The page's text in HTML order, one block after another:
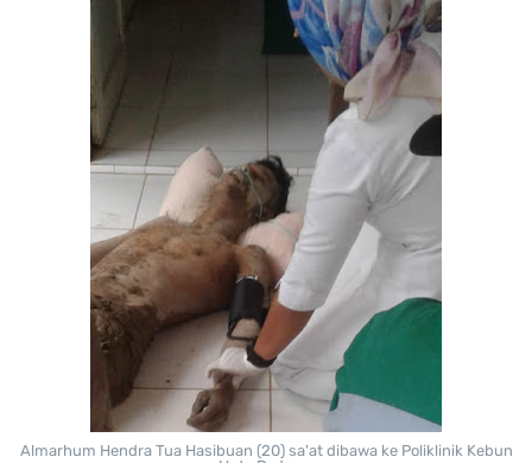
Almarhum Hendra Tua Hasibuan (20) sa'at dibawa ke Poliklinik Kebun